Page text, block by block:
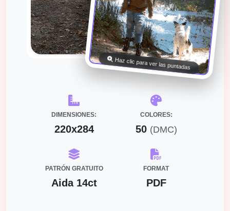
Haz clic para ver las puntadas
DIMENSIONES:
220x284
COLORES:
50 (DMC)
PATRÓN GRATUITO
Aida 14ct
FORMAT
PDF